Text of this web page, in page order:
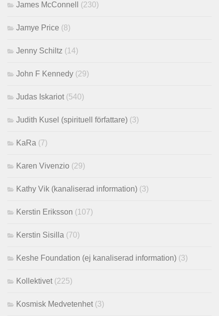
James McConnell (230)
Jamye Price (8)
Jenny Schiltz (14)
John F Kennedy (29)
Judas Iskariot (540)
Judith Kusel (spirituell författare) (3)
KaRa (7)
Karen Vivenzio (29)
Kathy Vik (kanaliserad information) (3)
Kerstin Eriksson (107)
Kerstin Sisilla (70)
Keshe Foundation (ej kanaliserad information) (3)
Kollektivet (225)
Kosmisk Medvetenhet (3)